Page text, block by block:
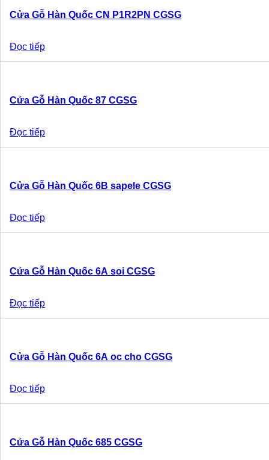
Cửa Gỗ Hàn Quốc CN P1R2PN CGSG
Đọc tiếp
Cửa Gỗ Hàn Quốc 87 CGSG
Đọc tiếp
Cửa Gỗ Hàn Quốc 6B sapele CGSG
Đọc tiếp
Cửa Gỗ Hàn Quốc 6A soi CGSG
Đọc tiếp
Cửa Gỗ Hàn Quốc 6A oc cho CGSG
Đọc tiếp
Cửa Gỗ Hàn Quốc 685 CGSG